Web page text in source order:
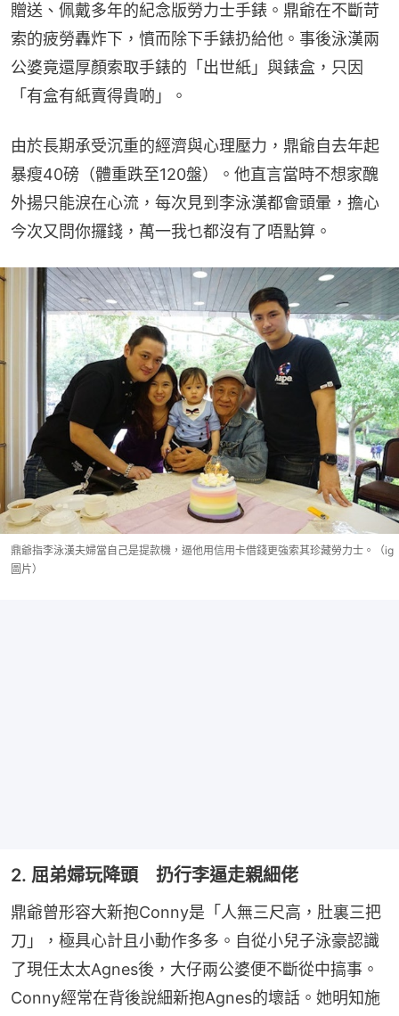
贈送、佩戴多年的紀念版勞力士手錶。鼎爺在不斷苛
索的疲勞轟炸下，憤而除下手錶扔給他。事後泳漢兩
公婆竟還厚顏索取手錶的「出世紙」與錶盒，只因
「有盒有紙賣得貴啲」。
由於長期承受沉重的經濟與心理壓力，鼎爺自去年起
暴瘦40磅（體重跌至120盤）。他直言當時不想家醜
外揚只能淚在心流，每次見到李泳漢都會頭暈，擔心
今次又問你攞錢，萬一我乜都沒有了唔點算。
鼎爺指李泳漢夫婦當自己是提款機，逼他用信用卡借錢更強索其珍藏勞力士。（ig
圖片）
2. 屈弟婦玩降頭 扔行李逼走親細佬
鼎爺曾形容大新抱Conny是「人無三尺高，肚裏三把
刀」，極具心計且小動作多多。自從小兒子泳豪認識
了現任太太Agnes後，大仔兩公婆便不斷從中搞事。
Conny經常在背後說細新抱Agnes的壞話。她明知施